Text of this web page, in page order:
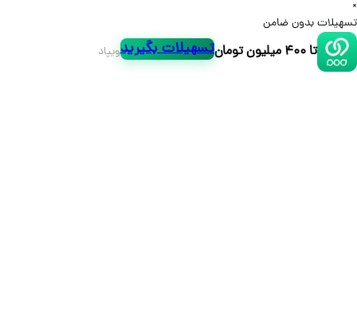
بدون ضامن
تا ۴۰۰ میلیون تومان تسهیلات بگیریدویپاد